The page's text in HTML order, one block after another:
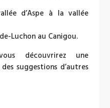
d’Aspe à la vallée
Luchon au Canigou.
découvrirez une
suggestions d’autres